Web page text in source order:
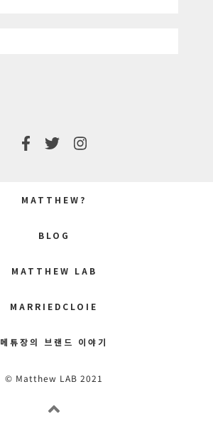
MATTHEW?
BLOG
MATTHEW LAB
MARRIEDCLOIE
메튜장의 브랜드 이야기
© Matthew LAB 2021